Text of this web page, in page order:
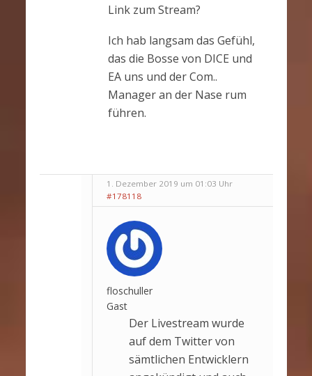
Link zum Stream?
Ich hab langsam das Gefühl,
das die Bosse von DICE und
EA uns und der Com..
Manager an der Nase rum
führen.
1. Dezember 2019 um 01:03 Uhr
#178118
floschuller
Gast
Der Livestream wurde
auf dem Twitter von
sämtlichen Entwicklern